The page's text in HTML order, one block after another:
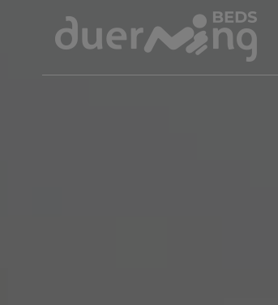
CAMINHO de
SANTIAGO